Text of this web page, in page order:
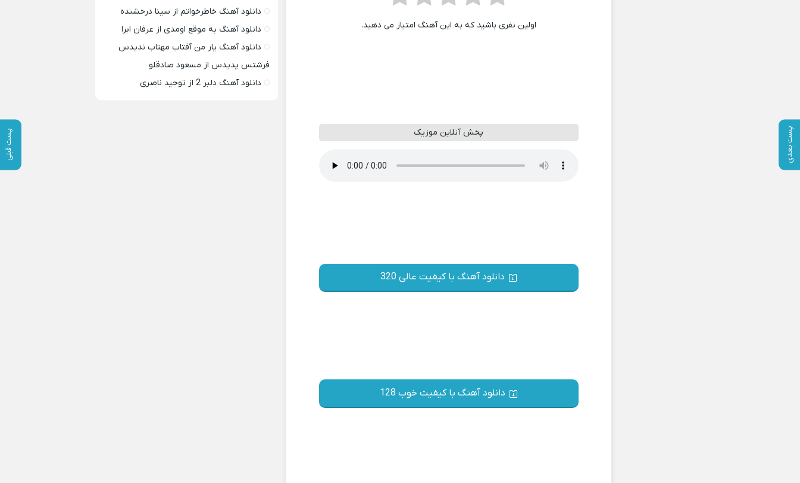
پست بعدی پست قبلی
اولین نفری باشید که به این آهنگ امتیاز می دهید.
پخش آنلاین موزیک
دانلود آهنگ با کیفیت عالی 320
دانلود آهنگ با کیفیت خوب 128
دانلود آهنگ خاطرخواتم از سینا درخشنده
دانلود آهنگ به موقع اومدی از عرفان ابرا
دانلود آهنگ یار من آفتاب مهتاب ندیدس
فرشتس پدیدس از مسعود صادقلو
دانلود آهنگ دلبر 2 از توحید ناصری